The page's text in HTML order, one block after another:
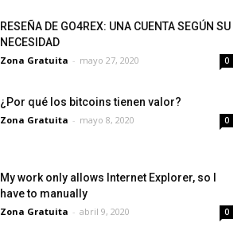
RESEÑA DE GO4REX: UNA CUENTA SEGÚN SU
NECESIDAD
Zona Gratuita - mayo 27, 2020 0
¿Por qué los bitcoins tienen valor?
Zona Gratuita - mayo 8, 2020 0
My work only allows Internet Explorer, so I
have to manually
Zona Gratuita - abril 9, 2020 0